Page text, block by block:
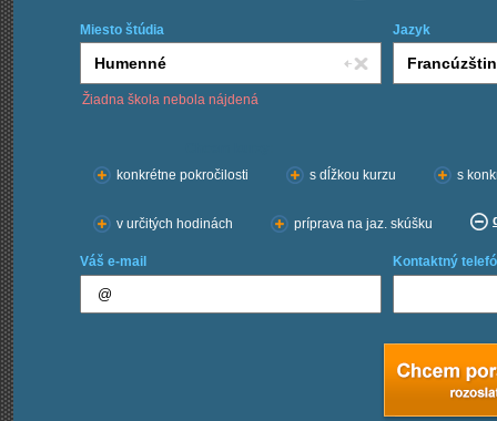
Miesto štúdia Jazyk
Žiadna škola nebola nájdená
konkrétne pokročilosti
s dĺžkou kurzu s
v určitých hodinách príprava na jaz. skúšku
Váš e-mail Kontaktný